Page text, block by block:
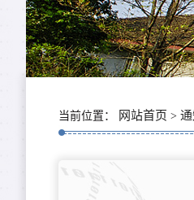
当前位置： 网站首页 >